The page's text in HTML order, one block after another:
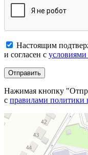
Настоящим
и согласен с
Отправить
Нажимая кнопку
с правилами политики